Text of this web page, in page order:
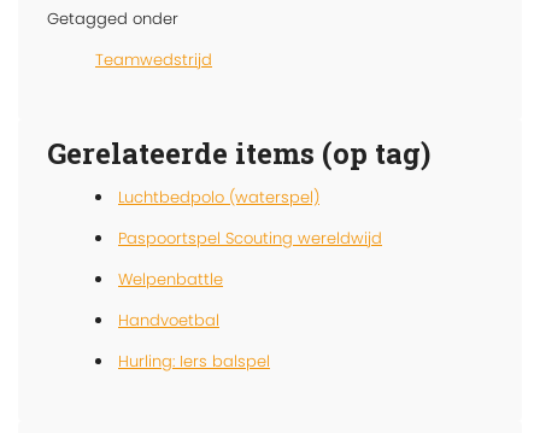
Getagged onder
Teamwedstrijd
Gerelateerde items (op tag)
Luchtbedpolo (waterspel)
Paspoortspel Scouting wereldwijd
Welpenbattle
Handvoetbal
Hurling: Iers balspel